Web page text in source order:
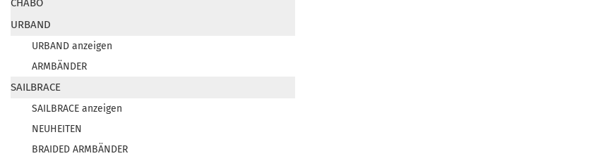
CHABO
URBAND
URBAND anzeigen
ARMBÄNDER
SAILBRACE
SAILBRACE anzeigen
NEUHEITEN
BRAIDED ARMBÄNDER